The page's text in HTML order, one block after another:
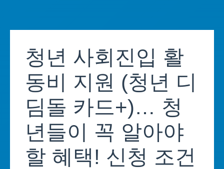
content청년 사회진입 활
동비 지원 (청년 디
딤돌 카드+)… 청
년들이 꼭 알아야
할 혜택! 신청 조건